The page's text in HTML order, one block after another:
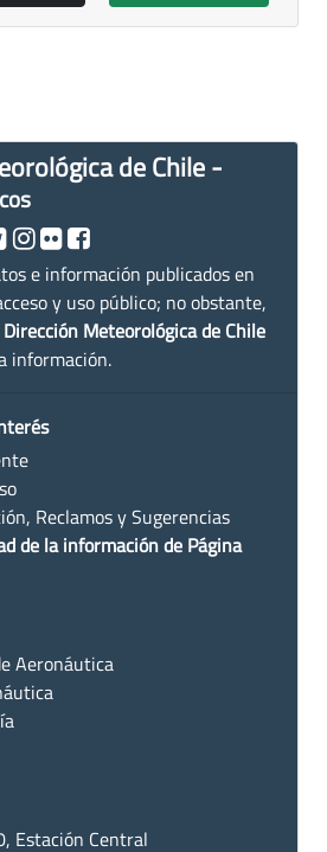
de Chile -
e información publicados en
y uso público; no obstante,
Dirección Meteorológica de Chile
información.
Reclamos y Sugerencias
de la información de Página
Aeronáutica
Estación Central